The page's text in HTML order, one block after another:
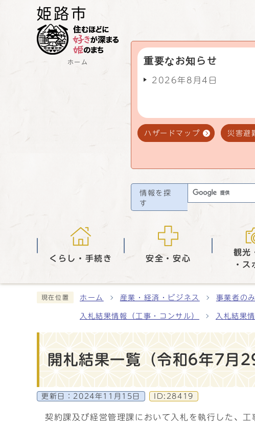
ホーム 重要なお知らせ
2026年8月4日
ハザードマップ 災害避
情報を探
す
くらし・手続き 安全・安心
観光
・ス
現在位置 ホーム 産業・経済・ビジネス 事業者の
入札結果情報（工事・コンサル） 入札結果
開札結果一覧（令和6年7
更新日： 2024年11月15日 ID:28419
契約課及び経営管理課において入札を執行した、